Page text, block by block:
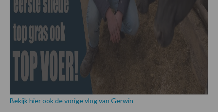
Bekijk hier ook de vorige vlog van Gerwin